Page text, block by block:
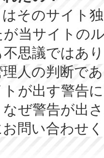
そのサイト
当サイトの
思議ではあ
人の判断で
が出す警告
ぜ警告が出
問い合わせ